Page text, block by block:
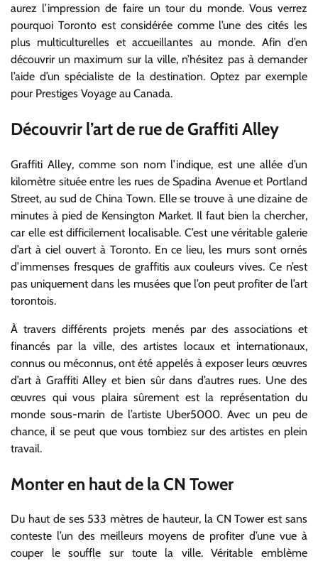
aurez l’impression de faire un tour du monde. Vous verrez
pourquoi Toronto est considérée comme l’une des cités les
plus multiculturelles et accueillantes au monde. Afin d’en
découvrir un maximum sur la ville, n’hésitez pas à demander
l’aide d’un spécialiste de la destination. Optez par exemple
pour Prestiges Voyage au Canada.
Découvrir l’art de rue de Graffiti Alley
Graffiti Alley, comme son nom l’indique, est une allée d’un
kilomètre située entre les rues de Spadina Avenue et Portland
Street, au sud de China Town. Elle se trouve à une dizaine de
minutes à pied de Kensington Market. Il faut bien la chercher,
car elle est difficilement localisable. C’est une véritable galerie
d’art à ciel ouvert à Toronto. En ce lieu, les murs sont ornés
d’immenses fresques de graffitis aux couleurs vives. Ce n’est
pas uniquement dans les musées que l’on peut profiter de l’art
torontois.
À travers différents projets menés par des associations et
financés par la ville, des artistes locaux et internationaux,
connus ou méconnus, ont été appelés à exposer leurs œuvres
d’art à Graffiti Alley et bien sûr dans d’autres rues. Une des
œuvres qui vous plaira sûrement est la représentation du
monde sous-marin de l’artiste Uber5000. Avec un peu de
chance, il se peut que vous tombiez sur des artistes en plein
travail.
Monter en haut de la CN Tower
Du haut de ses 533 mètres de hauteur, la CN Tower est sans
conteste l’un des meilleurs moyens de profiter d’une vue à
couper le souffle sur toute la ville. Véritable emblème